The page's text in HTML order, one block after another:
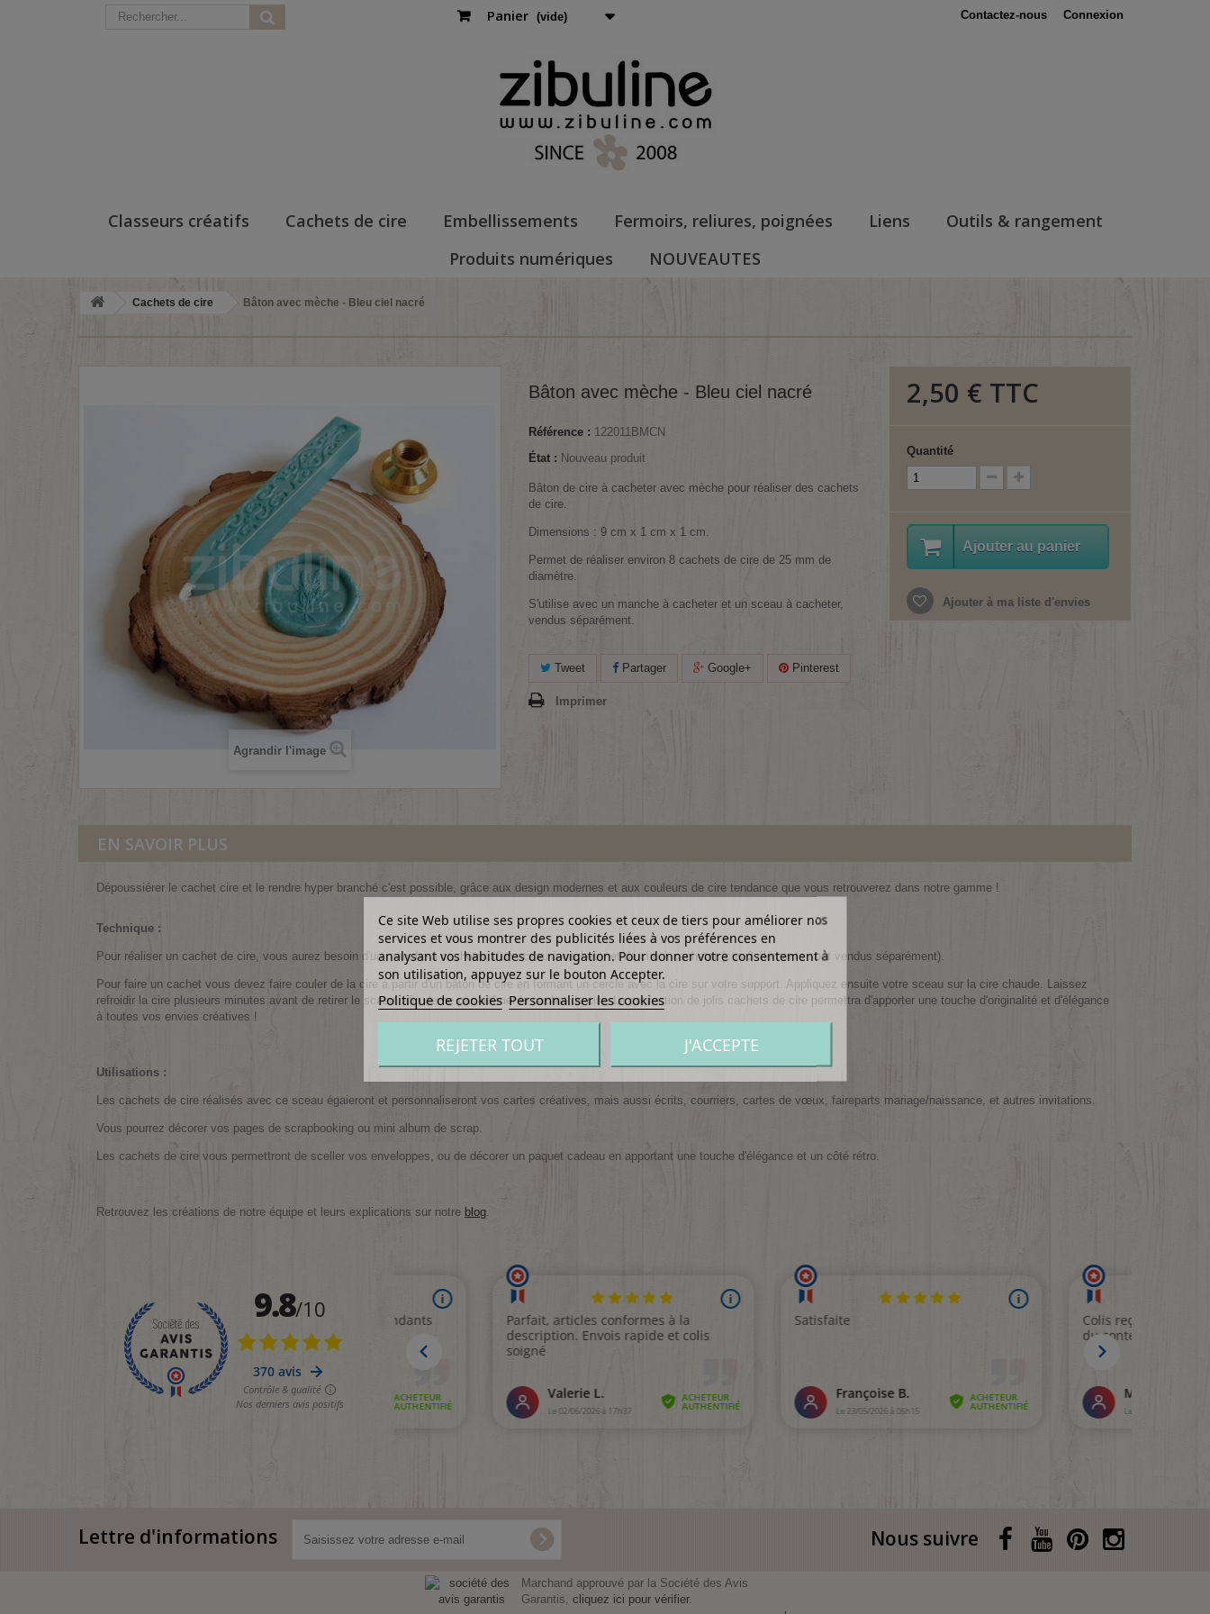
Connexion
Contactez-nous
Panier (vide)
Classeurs créatifs Cachets de cire Embellissements Fermoirs, reliures, poignées Liens
Outils & rangement
Produits numériques
NOUVEAUTES
Cachets de cire Bâton avec mèche - Bleu ciel nacré
Agrandir l'image
Bâton avec mèche - Bleu ciel nacré
Référence : 122011BMCN
État : Nouveau produit
Bâton de cire à cacheter avec mèche pour réaliser des cachets
de cire.
Dimensions : 9 cm x 1 cm x 1 cm.
Permet de réaliser environ 8 cachets de cire de 25 mm de
diamètre.
S'utilise avec un manche à cacheter et un sceau à cacheter,
vendus séparément.
Tweet Partager Google+ Pinterest
Imprimer
2,50 € TTC
Quantité
Ajouter au panier
Ajouter à ma liste d'envies
EN SAVOIR PLUS
Dépoussiérer le cachet cire et le rendre hyper branché c'est possible, grâce aux design modernes et aux couleurs de cire tendance que vous retrouverez dans notre gamme !
Technique :
Pour réaliser un cachet de cire, vous aurez besoin d'un manche à cacheter, d'un sceau à cacheter et de cire à cacheter (ces 3 éléments sont vendus séparément).
Pour faire un cachet vous devez faire couler de la cire à partir d'un bâton de cire en formant un cercle avec la cire sur votre support. Appliquez ensuite votre sceau sur la cire chaude. Laissez
refroidir la cire plusieurs minutes avant de retirer le sceau, afin de ne pas abîmer le cachet de cire. La confection de jolis cachets de cire permettra d'apporter une touche d'originalité et d'élégance
à toutes vos envies créatives !
Utilisations :
Les cachets de cire réalisés avec ce sceau égaieront et personnaliseront vos cartes créatives, mais aussi écrits, courriers, cartes de vœux, faireparts mariage/naissance, et autres invitations.
Vous pourrez décorer vos pages de scrapbooking ou mini album de scrap.
Les cachets de cire vous permettront de sceller vos enveloppes, ou de décorer un paquet cadeau en apportant une touche d'élégance et un côté rétro.
Retrouvez les créations de notre équipe et leurs explications sur notre blog.
Lettre d'informations Nous suivre
Marchand approuvé par la Société des Avis
Garantis, cliquez ici pour vérifier.
Ce site Web utilise ses propres cookies et ceux de tiers pour améliorer nos
services et vous montrer des publicités liées à vos préférences en
analysant vos habitudes de navigation. Pour donner votre consentement à
son utilisation, appuyez sur le bouton Accepter.
Politique de cookies Personnaliser les cookies
REJETER TOUT J'ACCEPTE